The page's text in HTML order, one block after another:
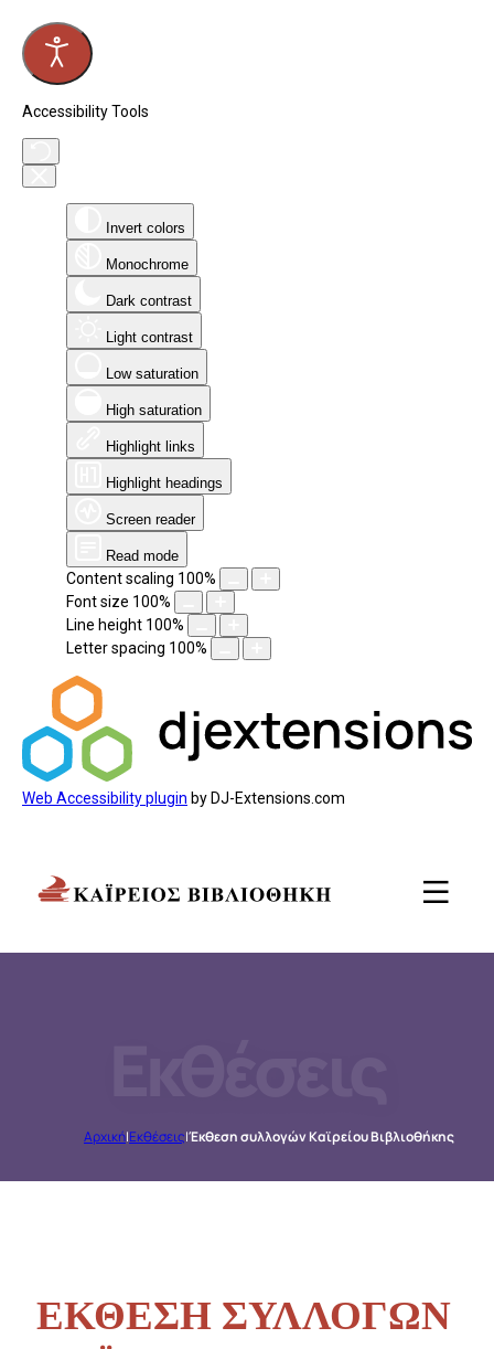
Accessibility Tools
Invert colors
Monochrome
Dark contrast
Light contrast
Low saturation
High saturation
Highlight links
Highlight headings
Screen reader
Read mode
Content scaling 100%
Font size 100%
Line height 100%
Letter spacing 100%
Web Accessibility plugin by DJ-Extensions.com
Αρχική|Εκθέσεις|Έκθεση συλλογών Καϊρείου Βιβλιοθήκης
ΕΚΘΕΣΗ ΣΥΛΛΟΓΩΝ